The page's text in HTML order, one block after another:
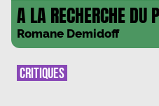
A LA RECHERCHE DU
Romane Demidoff
CRITIQUES